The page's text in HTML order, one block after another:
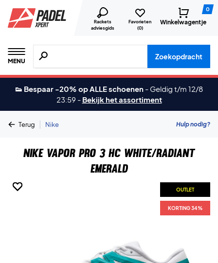
Rackets
adviesgids
Favorieten
(0)
0
Winkelwagentje
MENU
Zoeken naar producten, merken etc.
Zoekopdracht
👟 Bespaar -20% op ALLE schoenen - Geldig t/m 12/8
23:59 - Bekijk het assortiment
Terug | Nike Hulp nodig?
Nike Vapor Pro 3 HC White/Radiant
Emerald
OUTLET
KORTING 34%
OUTLET
KORTING 34%
OUTLET
KORTING 34%
OUTLET
KORTING 34%
OUTLET
KORTING 34%
OUTLET
KORTING 34%